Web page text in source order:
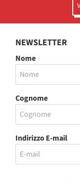
NEWSLETTER
Nome
Cognome
Indirizzo E-mail